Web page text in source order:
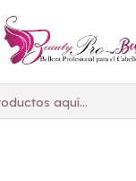
PAGOS
Inicio Crema de peinar